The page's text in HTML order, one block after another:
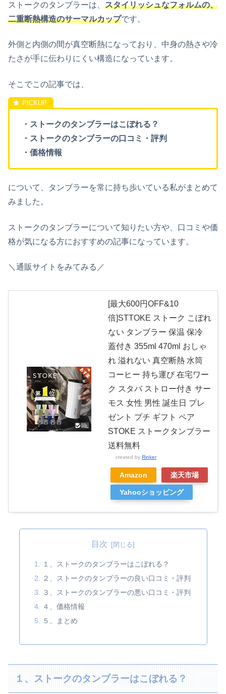
ストークのタンブラーは、 スタイリッシュなフォルムの、
二重断熱構造のサーマルカップです。
外側と内側の間が真空断熱になっており、中身の熱さや冷
たさが手に伝わりにくい構造になっています。
そこでこの記事では、
・ストークのタンブラーはこぼれる？
・ストークのタンブラーの口コミ・評判
・価格情報
について、タンブラーを常に持ち歩いている私がまとめて
みました。
ストークのタンブラーについて知りたい方や、口コミや価
格が気になる方におすすめの記事になっています。
＼通販サイトをみてみる／
[最大600円OFF&10
倍]STTOKE ストーク こぼれ
ない タンブラー 保温 保冷
蓋付き 355ml 470ml おしゃ
れ 溢れない 真空断熱 水筒
コーヒー 持ち運び 在宅ワー
ク スタバ ストロー付き サー
モス 女性 男性 誕生日 プレ
ゼント プチ ギフト ペア
STOKE ストークタンブラー
送料無料
created by Rinker
Amazon 楽天市場
Yahooショッピング
目次
１、ストークのタンブラーはこぼれる？
２、ストークのタンブラーの良い口コミ・評判
３、ストークのタンブラーの悪い口コミ・評判
４、価格情報
５、まとめ
１、ストークのタンブラーはこぼれる？